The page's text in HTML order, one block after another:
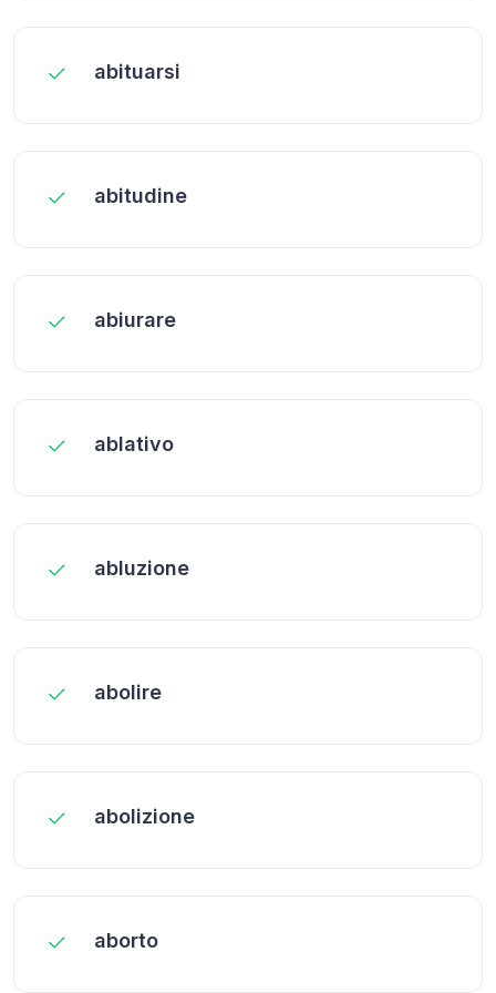
abituarsi
abitudine
abiurare
ablativo
abluzione
abolire
abolizione
aborto